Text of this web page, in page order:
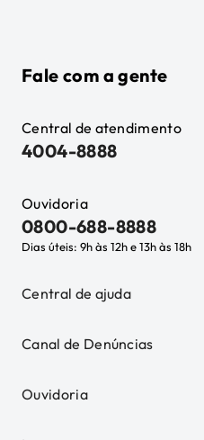
Fale com a gente
Central de atendimento
4004-8888
Ouvidoria
0800-688-8888
Dias úteis: 9h às 12h e 13h às 18h
Central de ajuda
Canal de Denúncias
Ouvidoria